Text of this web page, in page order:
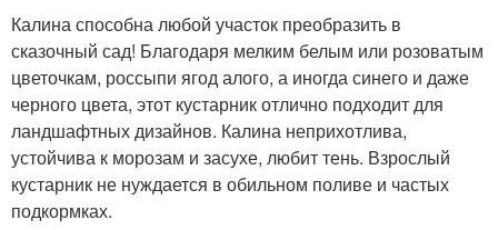
Калина способна любой участок преобразить в
сказочный сад! Благодаря мелким белым или розоватым
цветочкам, россыпи ягод алого, а иногда синего и даже
черного цвета, этот кустарник отлично подходит для
ландшафтных дизайнов. Калина неприхотлива,
устойчива к морозам и засухе, любит тень. Взрослый
кустарник не нуждается в обильном поливе и частых
подкормках.